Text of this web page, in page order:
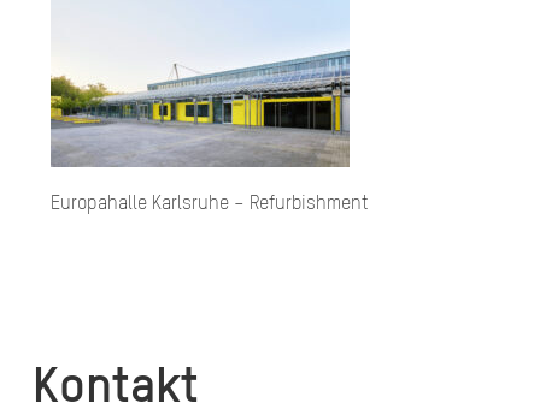
Europahalle Karlsruhe – Refurbishment
Kontakt